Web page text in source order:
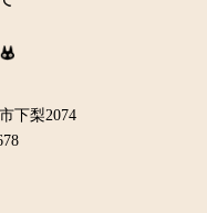
下梨2074